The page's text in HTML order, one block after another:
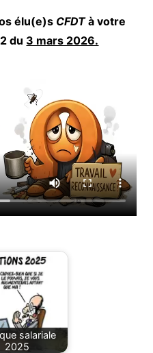
élu(e)s CFDTà votre
du 3 mars 2026.
salariale
2025